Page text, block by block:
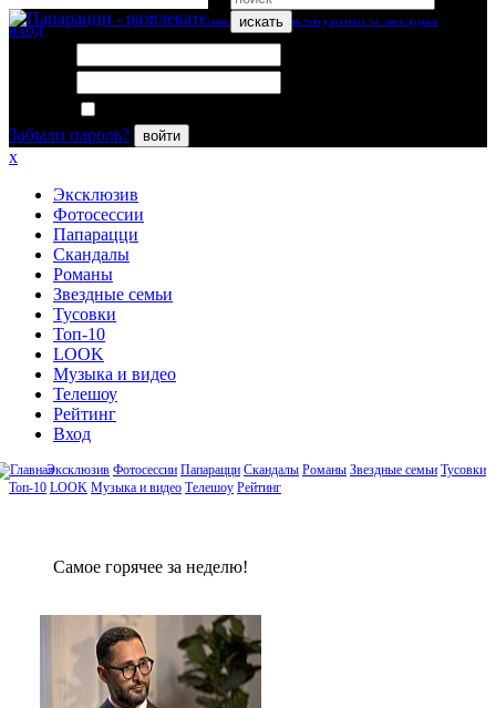
искать
вход
Забыли пароль?
войти
x
Эксклюзив
Фотосессии
Папарацци
Скандалы
Романы
Звездные семьи
Тусовки
Топ-10
LOOK
Музыка и видео
Телешоу
Рейтинг
Вход
Эксклюзив Фотосессии Папарацци Скандалы Романы Звездные семьи Тусовки
Топ-10 LOOK Музыка и видео Телешоу Рейтинг
Сaмое гoрячее за неделю!